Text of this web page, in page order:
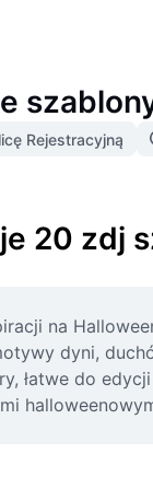
Rejestracyjną
20 zdj
na
dyni,
łatwe do